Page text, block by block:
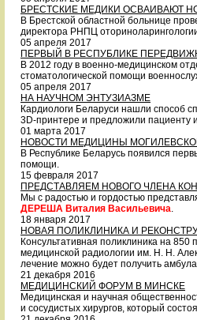
БРЕСТСКИЕ МЕДИКИ ОСВАИВАЮТ
В Брестской областной больнице
директора РНПЦ
05 апреля 2017
ПЕРВЫЙ В РЕСПУБЛИКЕ
В 2012 году в военно-медицинском
стоматологической помощи
05 апреля 2017
НА НАУЧНОМ ЭНТУЗИАЗМЕ
Кардиологи Беларуси нашли способ
3D-принтере и предложили пациенту
01 марта 2017
НОВОСТИ МЕДИЦИНЫ
В Республике Беларусь появился
помощи.
15 февраля 2017
ПРЕДСТАВЛЯЕМ НОВОГО ЧЛЕНА
Мы с радостью и гордостью
ДЕРЕША Виталия Васильевича.
18 января 2017
НОВАЯ ПОЛИКЛИНИКА И
Консультативная поликлиника на
медицинской радиологии им. Н. Н.
лечение можно будет получить
21 декабря 2016
МЕДИЦИНСКИЙ ФОРУМ В МИНСКЕ
Медицинская и научная
и сосудистых хирургов, который